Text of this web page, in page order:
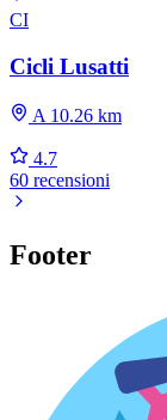
CI
Cicli Lusatti
A 10.26 km
4.7
60 recensioni
Footer